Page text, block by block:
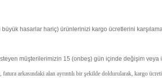
büyük hasarlar hariç) ürünlerinizi kargo ücretlerini
müşterilerimizin 15 (onbeş) gün içinde değişim veya
fatura arkasındaki alan ayrıntılı bir şekilde doldurularak, kargo